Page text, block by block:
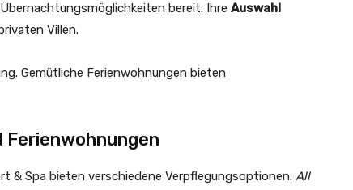
bereit. Ihre Auswahl
Villen.
Gemütliche Ferienwohnungen bieten
Ferienwohnungen
& Spa bieten verschiedene Verpflegungsoptionen. All